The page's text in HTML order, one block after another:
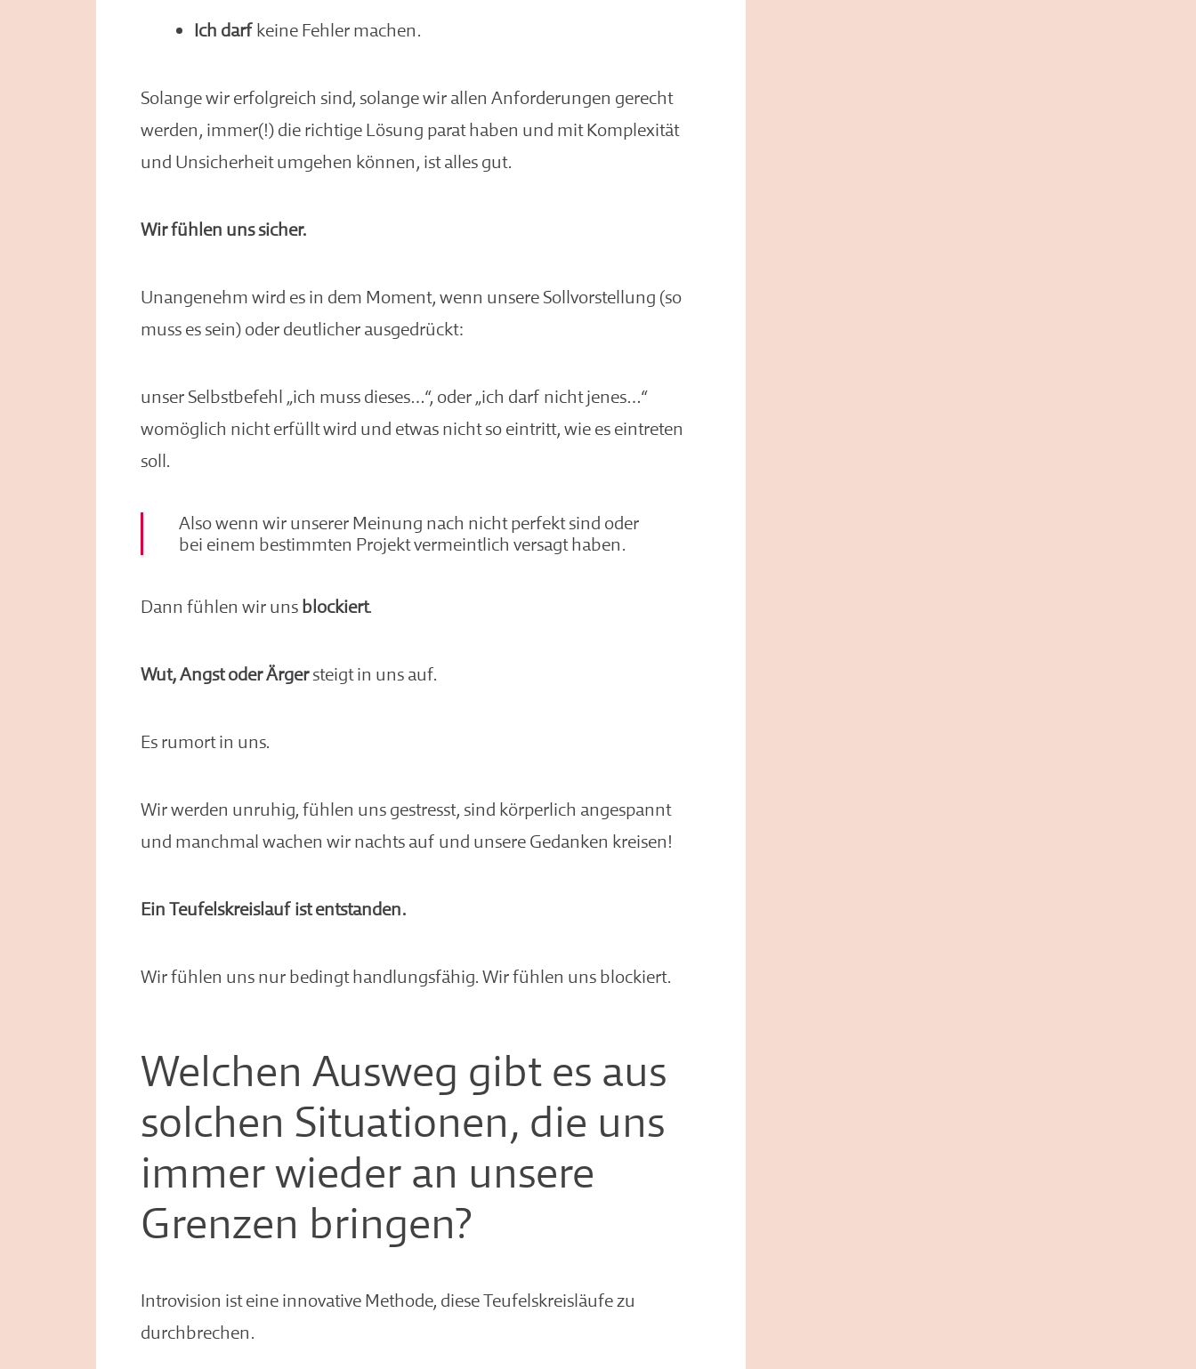
Ich darfkeine Fehler machen.
Solange wir erfolgreich sind, solange wir allen Anforderungen gerecht
werden, immer(!) die richtige Lösung parat haben und mit Komplexität
und Unsicherheit umgehen können, ist alles gut.
Wir fühlen uns sicher.
Unangenehm wird es in dem Moment, wenn unsere Sollvorstellung (so
muss es sein) oder deutlicher ausgedrückt:
unser Selbstbefehl „ich muss dieses…“, oder „ich darf nicht jenes…“
womöglich nicht erfüllt wird und etwas nicht so eintritt, wie es eintreten
soll.
Also wenn wir unserer Meinung nach nicht perfekt sind oder
bei einem bestimmten Projekt vermeintlich versagt haben.
Dann fühlen wir unsblockiert.
Wut, Angst oder Ärgersteigt in uns auf.
Es rumort in uns.
Wir werden unruhig, fühlen uns gestresst, sind körperlich angespannt
und manchmal wachen wir nachts auf und unsere Gedanken kreisen!
Ein Teufelskreislauf ist entstanden.
Wir fühlen uns nur bedingt handlungsfähig. Wir fühlen uns blockiert.
Welchen Ausweg gibt es aus
solchen Situationen, die uns
immer wieder an unsere
Grenzen bringen?
Introvision ist eine innovative Methode, diese Teufelskreisläufe zu
durchbrechen.